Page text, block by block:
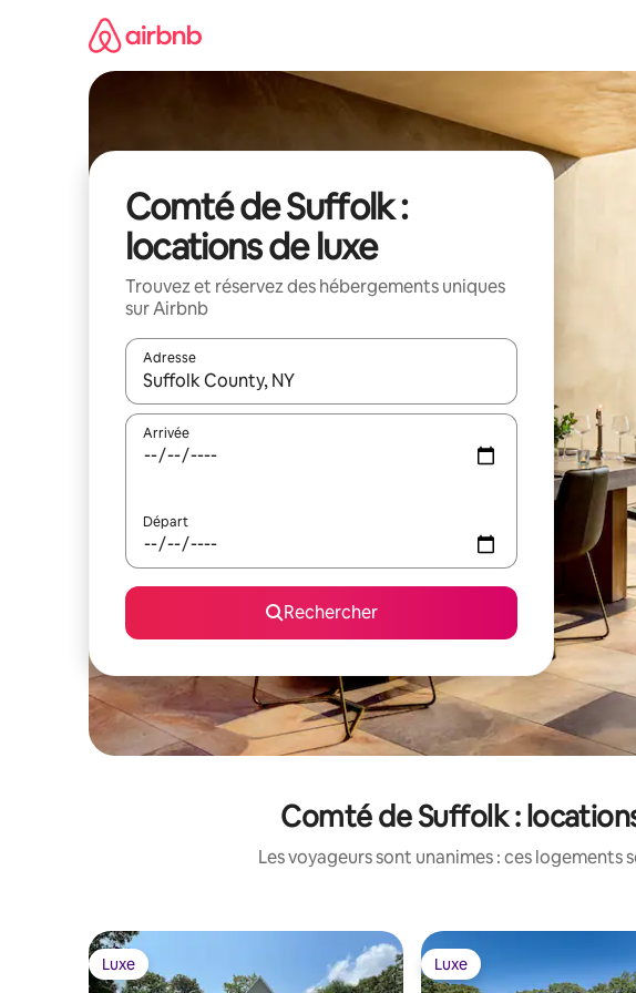
Comté de Suffolk :
locations de luxe
Trouvez et réservez des hébergements uniques
sur Airbnb
Adresse
Lorsque les résultats s'affichent, utilisez les flèches vers le haut et
Arrivée
Départ
Rechercher
Comté de Suffolk :
Les voyageurs sont unanimes : ces
Luxe
Luxe Luxe
Luxe